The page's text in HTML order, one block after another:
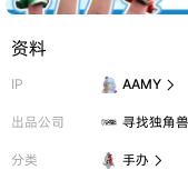
资料
IP AAMY 
出品公司 寻找独角兽
分类 手办 